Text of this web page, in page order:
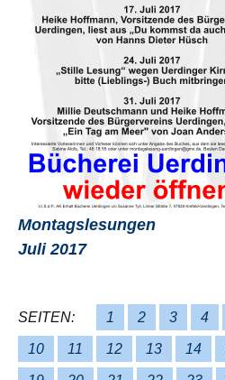
Montagslesungen
Juli 2017
SEITEN: 1 2 3 4
10 11 12 13 14